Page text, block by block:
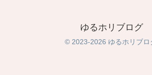
ゆるホリブログ
© 2023-2026 ゆるホリブロ